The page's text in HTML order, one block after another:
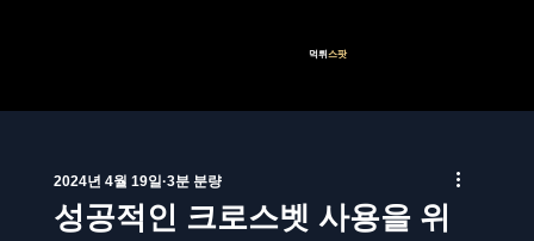
먹튀스팟
성공적인 크로스벳 사용을 위
2024년 4월 19일 3분 분량